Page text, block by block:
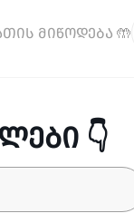
მიწოდება 🤲
👇